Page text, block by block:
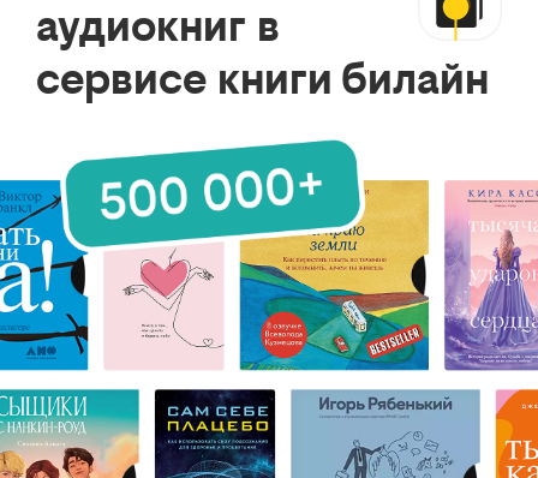
аудиокниг в
сервисе книги билайн